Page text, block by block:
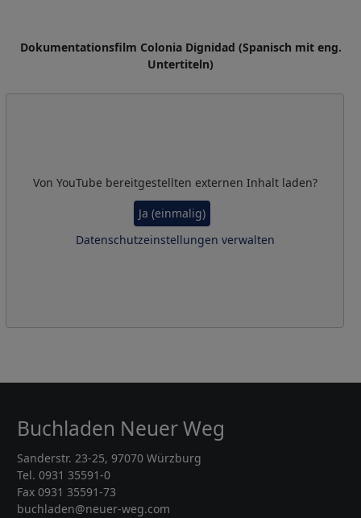
Dokumentationsfilm Colonia Dignidad (Spanisch mit eng.
Untertiteln)
Von YouTube bereitgestellten externen Inhalt laden?
Ja (einmalig)
Datenschutzeinstellungen verwalten
Buchladen Neuer Weg
Sanderstr. 23-25, 97070 Würzburg
Tel. 0931 35591-0
Fax 0931 35591-73
buchladen@neuer-weg.com